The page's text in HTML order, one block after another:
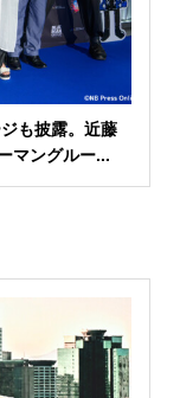
も披露。近藤
マングルー...